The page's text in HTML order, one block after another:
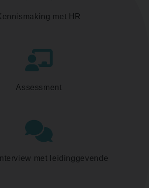
met HR
Assessment
met leidinggevende